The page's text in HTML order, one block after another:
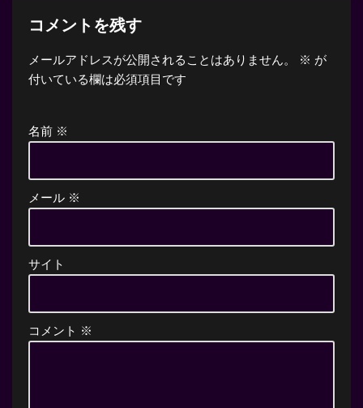
コメントを残す
メールアドレスが公開されることはありません。 ※ が
付いている欄は必須項目です
名前 ※
メール ※
サイト
コメント ※